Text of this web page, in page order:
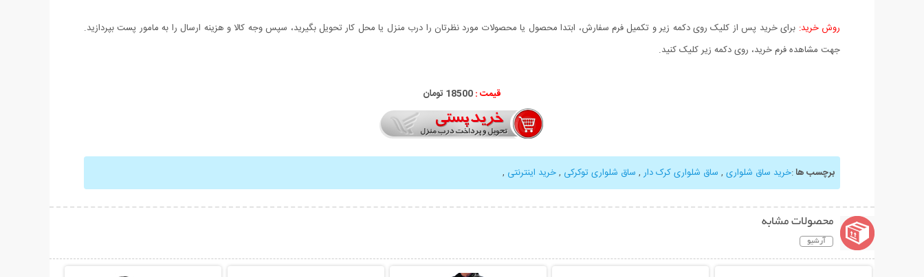
روش خرید: برای خرید پس از کلیک روی دکمه زیر و تکمیل فرم سفارش، ابتدا محصول یا محصولات مورد نظرتان را درب منزل یا محل کار تحویل بگیرید، سپس وجه کالا و هزینه ارسال را به مامور پست بپردازید.
جهت مشاهده فرم خرید، روی دکمه زیر کلیک کنید.
قیمت :18500 تومان
برچسب ها:خرید ساق شلواری , ساق شلواری کرک دار , ساق شلواری توکرکی ,خرید اینترنتی ,
محصولات مشابه
آرشیو